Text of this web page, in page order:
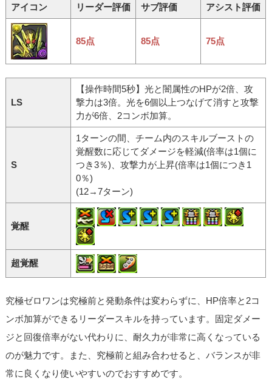
アイコン リーダー評価 サブ評価 アシスト評価
85点 85点 75点
LS
【操作時間5秒】光と闇属性のHPが2倍、攻
撃力は3倍。光を6個以上つなげて消すと攻撃
力が6倍、2コンボ加算。
S
1ターンの間、チーム内のスキルブーストの
覚醒数に応じてダメージを軽減(倍率は1個に
つき3％)、攻撃力が上昇(倍率は1個につき1
0％)
(12→7ターン)
覚醒
超覚醒
究極ゼロワンは究極前と発動条件は変わらずに、HP倍率と2コ
ンボ加算ができるリーダースキルを持っています。固定ダメー
ジと回復倍率がない代わりに、耐久力が非常に高くなっている
のが魅力です。また、究極前と組み合わせると、バランスが非
常に良くなり使いやすいのでおすすめです。